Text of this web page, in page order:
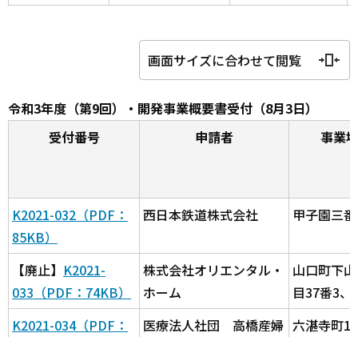
画面サイズに合わせて閲覧
令和3年度（第9回）・開発事業概要書受付（8月3日）
受付番号
申請者 事業
K2021-032（PDF：
85KB）
西日本鉄道株式会社 甲子園三
【廃止】 K2021-
033（PDF：74KB）
株式会社オリエンタル・
ホーム
山口町下
目37番3、
K2021-034（PDF：
医療法人社団 高橋産婦 六湛寺町